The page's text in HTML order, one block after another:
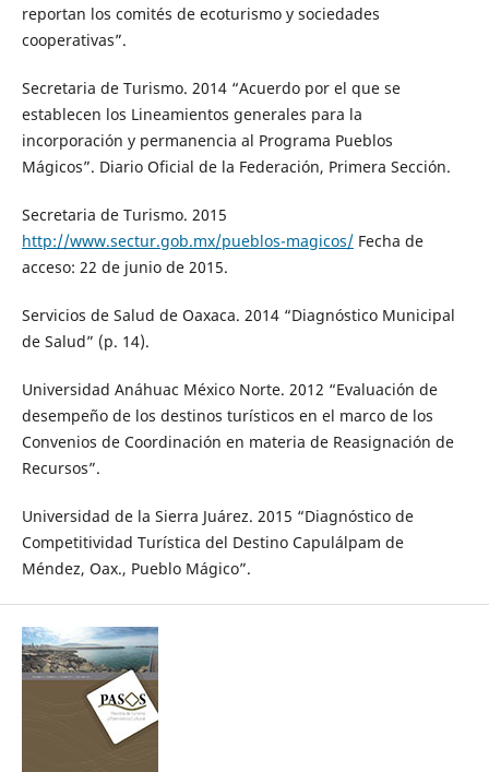
reportan los comités de ecoturismo y sociedades
cooperativas”.
Secretaria de Turismo. 2014 “Acuerdo por el que se
establecen los Lineamientos generales para la
incorporación y permanencia al Programa Pueblos
Mágicos”. Diario Oficial de la Federación, Primera Sección.
Secretaria de Turismo. 2015
http://www.sectur.gob.mx/pueblos-magicos/Fecha de
acceso: 22 de junio de 2015.
Servicios de Salud de Oaxaca. 2014 “Diagnóstico Municipal
de Salud” (p. 14).
Universidad Anáhuac México Norte. 2012 “Evaluación de
desempeño de los destinos turísticos en el marco de los
Convenios de Coordinación en materia de Reasignación de
Recursos”.
Universidad de la Sierra Juárez. 2015 “Diagnóstico de
Competitividad Turística del Destino Capulálpam de
Méndez, Oax., Pueblo Mágico”.